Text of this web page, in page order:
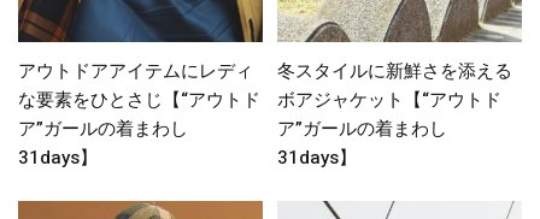
アウトドアアイテムにレディ
な要素をひとさじ【“アウトド
ア”ガールの着まわし
31days】
冬スタイルに新鮮さを添える
ボアジャケット【“アウトド
ア”ガールの着まわし
31days】